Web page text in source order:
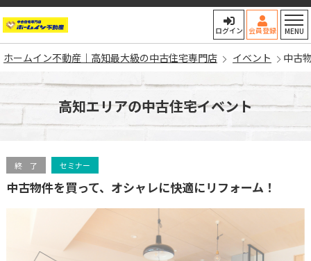
ホームイン不動産｜高知最大
ログイン 会員登録 MENU
ホームイン不動産｜高知最大級の中古住宅専門店 イベント 中古
高知エリアの中古住宅イベント
終 了 セミナー
中古物件を買って、オシャレに快適にリフォーム！